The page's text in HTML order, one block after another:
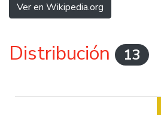
Ver en Wikipedia.org
Distribución 13